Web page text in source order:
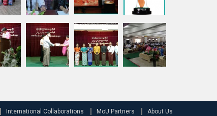
International Collaborations MoU Partners